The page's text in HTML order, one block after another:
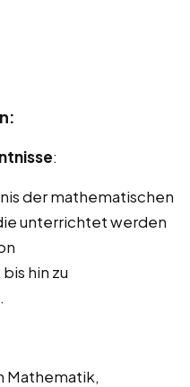
:
der mathematischen
unterrichtet werden
hin zu
Mathematik,